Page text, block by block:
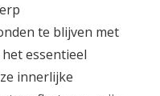
te blijven met
essentieel
innerlijke